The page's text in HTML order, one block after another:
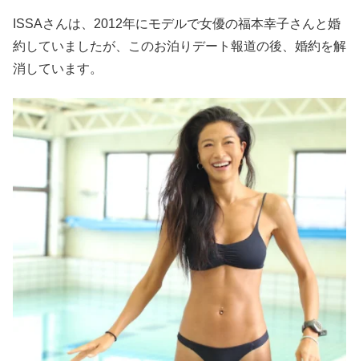
ISSAさんは、2012年にモデルで女優の福本幸子さんと婚
約していましたが、このお泊りデート報道の後、婚約を解
消しています。